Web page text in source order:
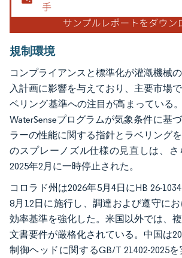
規制環境
コンプライアンスと標準化が灌漑機械
入計画に影響を与えており、主要市場
ベリング基準への注目が高まっている
WaterSenseプログラムが気象条件に基
ラーの性能に関する指針とラベリング
のスプレーノズル仕様の見直しは、
2025年2月に一時停止された。
コロラド州は2026年5月4日にHB 26-
8月12日に施行し、調達および遵守に
効率基準を強化した。米国以外では、
文書要件が厳格化されている。中国は
制御ヘッドに関するGB/T 21402-2025